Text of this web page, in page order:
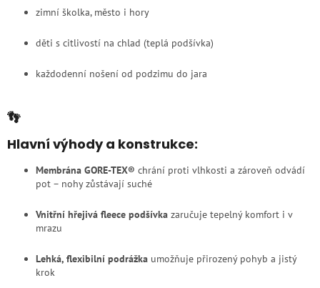
zimní školka, město i hory
děti s citlivostí na chlad (teplá podšívka)
každodenní nošení od podzimu do jara
👣
Hlavní výhody a konstrukce:
Membrána GORE-TEX® chrání proti vlhkosti a zároveň odvádí
pot – nohy zůstávají suché
Vnitřní hřejivá fleece podšívka zaručuje tepelný komfort i v
mrazu
Lehká, flexibilní podrážka umožňuje přirozený pohyb a jistý
krok